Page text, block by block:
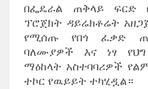
በፌዴራል ጠቅላይ ፍርድ
ፕሮጀክት ዳይሬክቶሬት
የሚሰጡ የበጎ ፈቃድ
ባለሙያዎች እና ነፃ
ማዕከላት አስተባባሪዎች
ተኮር የዉይይት ተካሂዷል።